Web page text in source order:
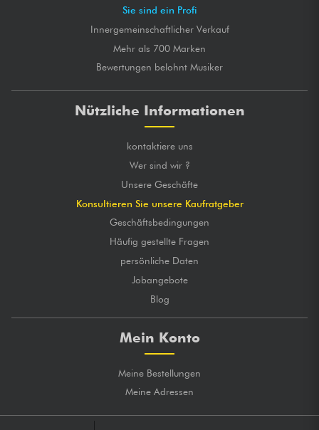
Sie sind ein Profi
Innergemeinschaftlicher Verkauf
Mehr als 700 Marken
Bewertungen belohnt Musiker
Nützliche Informationen
kontaktiere uns
Wer sind wir ?
Unsere Geschäfte
Konsultieren Sie unsere Kaufratgeber
Geschäftsbedingungen
Häufig gestellte Fragen
persönliche Daten
Jobangebote
Blog
Mein Konto
Meine Bestellungen
Meine Adressen